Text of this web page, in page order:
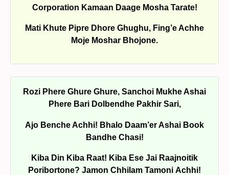
Corporation Kamaan Daage Mosha Tarate!
Mati Khute Pipre Dhore Ghughu, Fing’e Achhe
Moje Moshar Bhojone.
Rozi Phere Ghure Ghure, Sanchoi Mukhe Ashai
Phere Bari Dolbendhe Pakhir Sari,
Ajo Benche Achhi! Bhalo Daam’er Ashai Book
Bandhe Chasi!
Kiba Din Kiba Raat! Kiba Ese Jai Raajnoitik
Poribortone? Jamon Chhilam Tamoni Achhi!